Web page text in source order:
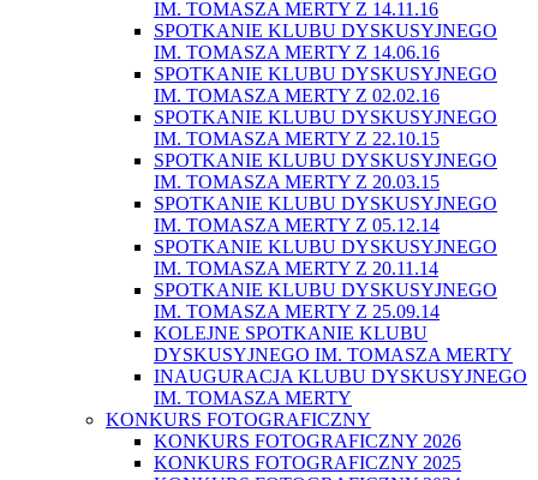
IM. TOMASZA MERTY Z 14.11.16
SPOTKANIE KLUBU DYSKUSYJNEGO
IM. TOMASZA MERTY Z 14.06.16
SPOTKANIE KLUBU DYSKUSYJNEGO
IM. TOMASZA MERTY Z 02.02.16
SPOTKANIE KLUBU DYSKUSYJNEGO
IM. TOMASZA MERTY Z 22.10.15
SPOTKANIE KLUBU DYSKUSYJNEGO
IM. TOMASZA MERTY Z 20.03.15
SPOTKANIE KLUBU DYSKUSYJNEGO
IM. TOMASZA MERTY Z 05.12.14
SPOTKANIE KLUBU DYSKUSYJNEGO
IM. TOMASZA MERTY Z 20.11.14
SPOTKANIE KLUBU DYSKUSYJNEGO
IM. TOMASZA MERTY Z 25.09.14
KOLEJNE SPOTKANIE KLUBU
DYSKUSYJNEGO IM. TOMASZA MERTY
INAUGURACJA KLUBU DYSKUSYJNEGO
IM. TOMASZA MERTY
KONKURS FOTOGRAFICZNY
KONKURS FOTOGRAFICZNY 2026
KONKURS FOTOGRAFICZNY 2025